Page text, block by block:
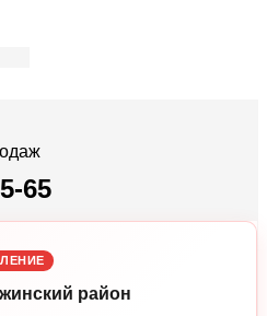
65
район